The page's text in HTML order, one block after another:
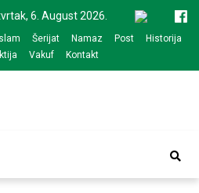
6. August 2026.
Islam Šerijat Namaz Post
Historija
Vakuf Kontakt
Bijeljina